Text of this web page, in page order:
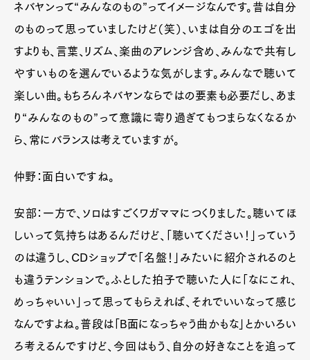
ネバヤンって“みんなのもの”ってイメージなんです。昔は自分
のものって思っていましたけど（笑）、いまは自分のエゴを出
すよりも、言葉、リズム、楽曲のアレンジ含め、みんなで共有し
やすいものを選んでいるような気がします。みんなで聴いて
楽しい曲。もちろんネバヤンならではの要素も必要だし、あま
り“みんなのもの”って意識に寄り過ぎてもつまらなくなるか
ら、常にバランスは考えていますが。
仲野：面白いですね。
安部：一方で、ソロはすごくワガママにつくりました。聴いてほ
しいって気持ちはあるんだけど、「聴いてください！」っていう
のは違うし、CDショップで「名盤！」みたいに紹介されるのと
も違うテンションで。ふとした拍子で聴いた人に「なにこれ、
めっちゃいい」って思ってもらえれば、それでいいなって感じ
なんですよね。普段は「B面になっちゃう曲かもな」とかいろい
ろ考えるんですけど、今回はもう、自分の好きなことを追って